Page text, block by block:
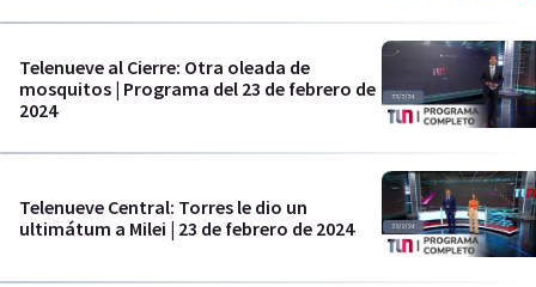
Telenueve al Cierre: Otra oleada de
mosquitos | Programa del 23 de febrero de
2024
Telenueve Central: Torres le dio un
ultimátum a Milei | 23 de febrero de 2024